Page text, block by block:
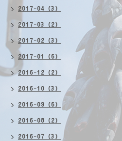
2017-04（3）
2017-03（2）
2017-02（3）
2017-01（6）
2016-12（2）
2016-10（3）
2016-09（6）
2016-08（2）
2016-07（3）